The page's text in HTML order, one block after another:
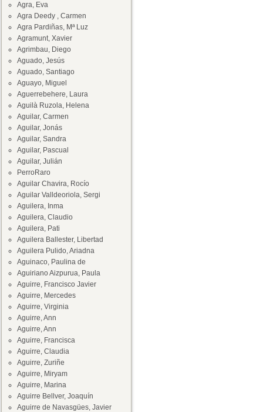
Agra, Eva
Agra Deedy , Carmen
Agra Pardiñas, Mª Luz
Agramunt, Xavier
Agrimbau, Diego
Aguado, Jesús
Aguado, Santiago
Aguayo, Miguel
Aguerrebehere, Laura
Aguilà Ruzola, Helena
Aguilar, Carmen
Aguilar, Jonás
Aguilar, Sandra
Aguilar, Pascual
Aguilar, Julián
PerroRaro
Aguilar Chavira, Rocío
Aguilar Valldeoriola, Sergi
Aguilera, Inma
Aguilera, Claudio
Aguilera, Pati
Aguilera Ballester, Libertad
Aguilera Pulido, Ariadna
Aguinaco, Paulina de
Aguiriano Aizpurua, Paula
Aguirre, Francisco Javier
Aguirre, Mercedes
Aguirre, Virginia
Aguirre, Ann
Aguirre, Ann
Aguirre, Francisca
Aguirre, Claudia
Aguirre, Zuriñe
Aguirre, Miryam
Aguirre, Marina
Aguirre Bellver, Joaquín
Aguirre de Navasgües, Javier